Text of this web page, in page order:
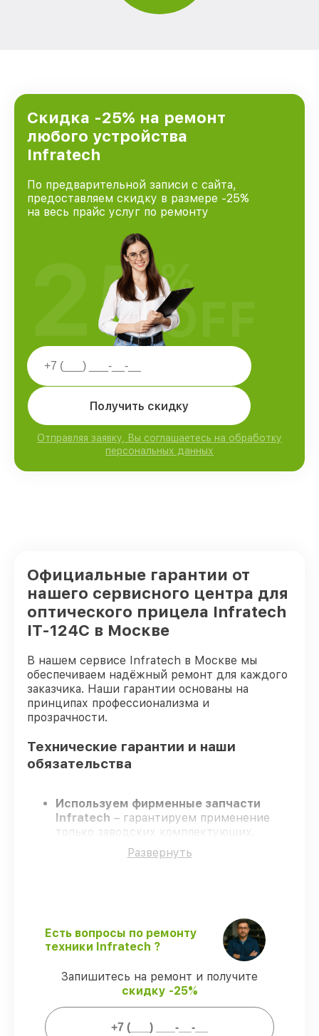
Скидка -25% на ремонт
любого устройства
Infratech
По предварительной записи с сайта,
предоставляем скидку в размере -25%
на весь прайс услуг по ремонту
Получить скидку
Отправляя заявку, Вы соглашаетесь на обработку
персональных данных
25%
OFF
Официальные гарантии от
нашего сервисного центра для
оптического прицела Infratech
IT-124C в Москве
В нашем сервисе Infratech в Москве мы
обеспечиваем надёжный ремонт для каждого
заказчика. Наши гарантии основаны на
принципах профессионализма и
прозрачности.
Технические гарантии и наши
обязательства
Используем фирменные запчасти
Infratech – гарантируем применение
только заводских комплектующих.
Сертифицированные инженеры
проходят жёсткий контроль знаний и
оптического прицела Infratech IT-124C
строго по договоренности.
Официальная гарантия
– все работы и
запчасти защищены сервисной
гарантией.
Мы гарантируем:
Развернуть
Есть вопросы по ремонту
техники Infratech ?
Запишитесь на ремонт и получите
скидку -25%